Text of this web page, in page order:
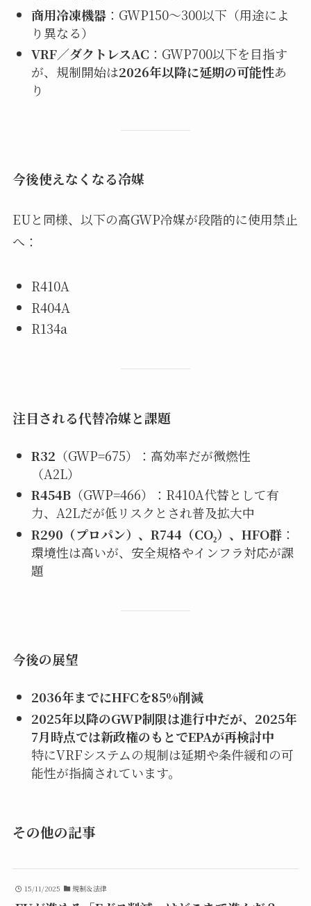
商用冷凍機器：GWP150〜300以下（用途によ
り異なる）
VRF／ダクトレスAC ：GWP700以下を目指す
が、規制開始は2026年以降に延期の可能性あ
り
今後使えなくなる冷媒
EUと同様、以下の高GWP冷媒が段階的に使用禁止
へ：
R410A
R404A
R134a
注目される代替冷媒と課題
R32 （GWP=675）：高効率だが微燃性
（A2L）
R454B（GWP=466）：R410A代替として有
力、A2Lだが低リスクとされ普及拡大中
R290（プロパン）、R744（CO₂）、HFO群：
環境性は高いが、安全規格やインフラ対応が課
題
今後の展望
2036年までにHFCを85%削減
2025年以降のGWP制限は進行中だが、2025年
7月時点では新政権のもとでEPAが再検討中
特にVRFシステムの規制は延期や条件緩和の可
能性が指摘されています。
その他の記事
15/11/2025 規制＆法律